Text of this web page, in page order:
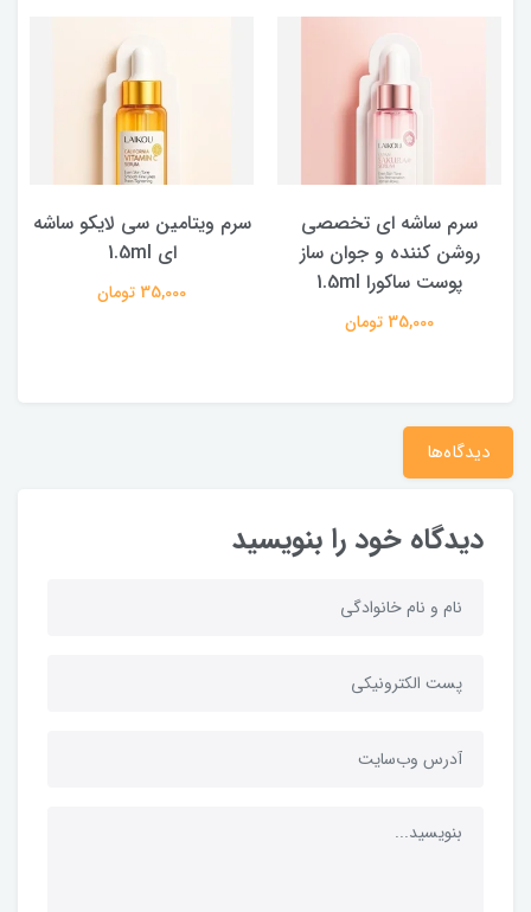
سرم ساشه ای تخصصی
روشن کننده و جوان ساز
پوست ساکورا 1.5ml
35,000 تومان
سرم ویتامین سی لایکو ساشه
ای 1.5ml
35,000 تومان
دیدگاه‌ها
دیدگاه خود را بنویسید